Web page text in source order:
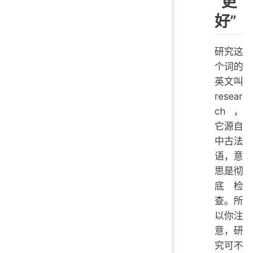
好”
研究这
个词的
英文叫
resear
ch，
它源自
中古法
语，意
思是彻
底检
查。所
以你注
意，研
究可不